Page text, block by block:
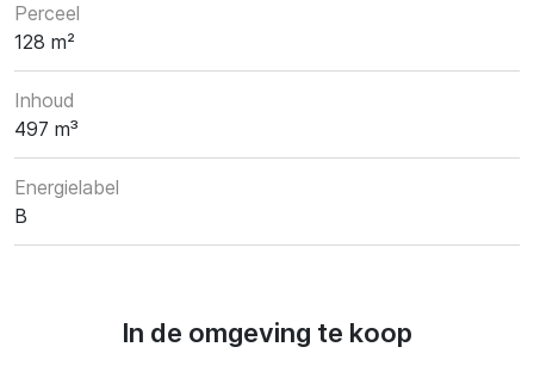
Perceel
128 m²
Inhoud
497 m³
Energielabel
B
In de omgeving te koop